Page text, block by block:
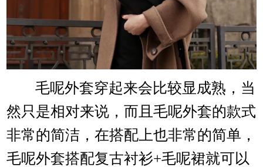
毛呢外套穿起来会比较显成熟，当
然只是相对来说，而且毛呢外套的款式
非常的简洁，在搭配上也非常的简单，
毛呢外套搭配复古衬衫+毛呢裙就可以